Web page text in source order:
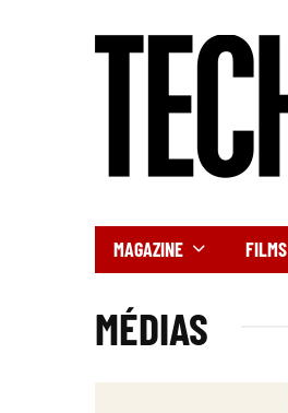
MAGAZINE FILMS
MÉDIAS